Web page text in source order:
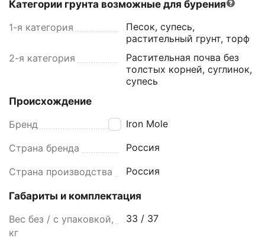
Категории грунта возможные для бурения
1-я категория
Песок, супесь,
растительный грунт, торф
2-я категория
Растительная почва без
толстых корней, суглинок,
супесь
Происхождение
Бренд
Iron Mole
Страна бренда Россия
Страна производства Россия
Габариты и комплектация
Вес без / с упаковкой,
кг
33 / 37